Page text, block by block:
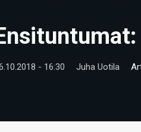
- 16:30 Juha Uotila